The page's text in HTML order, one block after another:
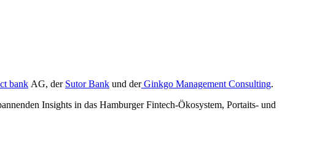
bank AG, der Sutor Bank und der Ginkgo Management Consulting.
Insights in das Hamburger Fintech-Ökosystem, Portaits- und